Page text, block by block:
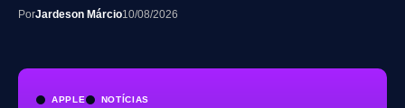
APPLE NOTÍCIAS
PorJardeson Márcio10/08/2026